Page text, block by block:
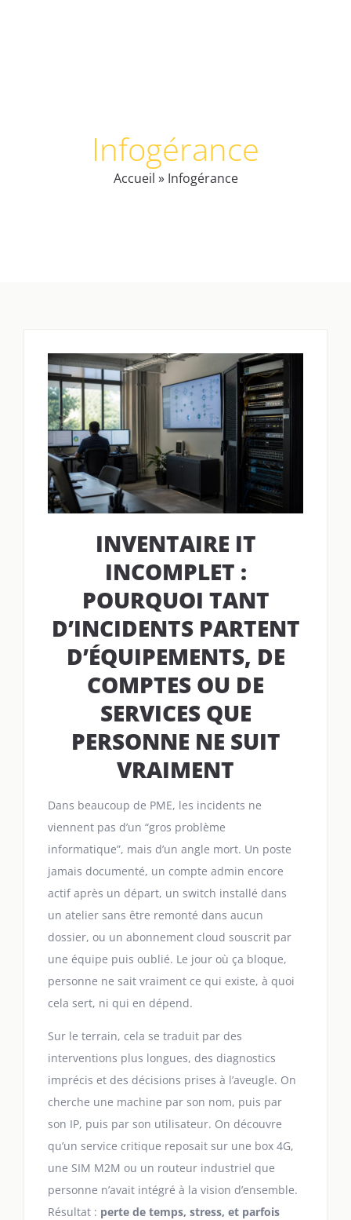
Infogérance
Accueil » Infogérance
INVENTAIRE IT
INCOMPLET :
POURQUOI TANT
D’INCIDENTS PARTENT
D’ÉQUIPEMENTS, DE
COMPTES OU DE
SERVICES QUE
PERSONNE NE SUIT
VRAIMENT
Dans beaucoup de PME, les incidents ne
viennent pas d’un “gros problème
informatique”, mais d’un angle mort. Un poste
jamais documenté, un compte admin encore
actif après un départ, un switch installé dans
un atelier sans être remonté dans aucun
dossier, ou un abonnement cloud souscrit par
une équipe puis oublié. Le jour où ça bloque,
personne ne sait vraiment ce qui existe, à quoi
cela sert, ni qui en dépend.
Sur le terrain, cela se traduit par des
interventions plus longues, des diagnostics
imprécis et des décisions prises à l’aveugle. On
cherche une machine par son nom, puis par
son IP, puis par son utilisateur. On découvre
qu’un service critique reposait sur une box 4G,
une SIM M2M ou un routeur industriel que
personne n’avait intégré à la vision d’ensemble.
Résultat : perte de temps, stress, et parfois